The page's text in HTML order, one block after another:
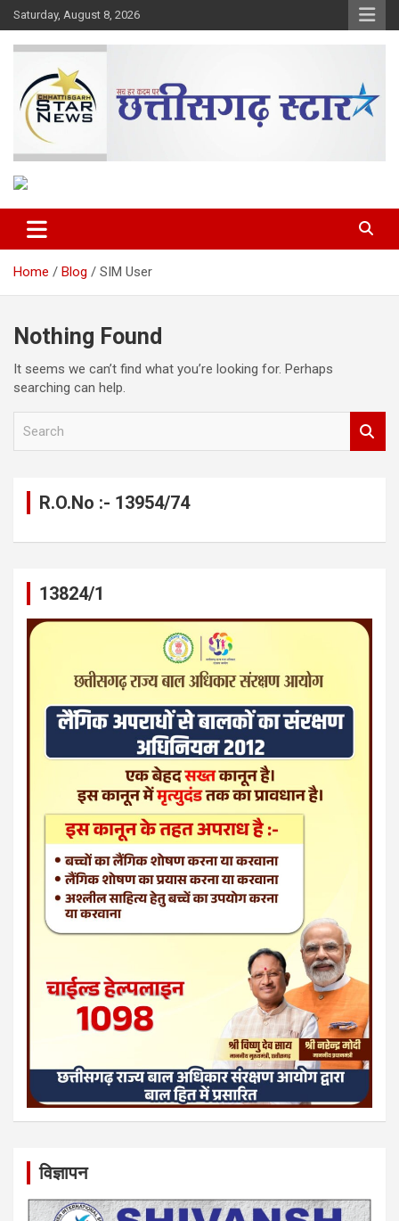
Skip
to
content
Saturday, August 8, 2026
Chhattisgarh Star
Home Blog SIM User
Nothing Found
It seems we can’t find what you’re looking for. Perhaps
searching can help.
R.O.No :- 13954/74
13824/1
विज्ञापन